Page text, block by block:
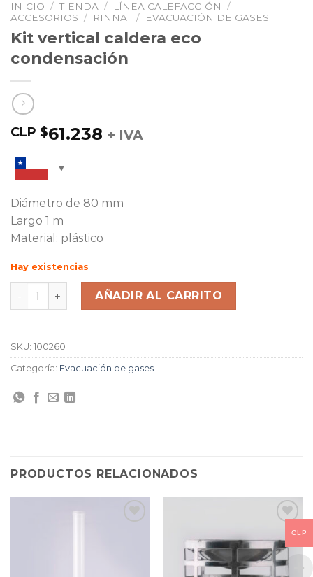
INICIO / TIENDA / LÍNEA CALEFACCIÓN
/
ACCESORIOS / RINNAI / EVACUACIÓN DE GASES
Kit vertical caldera eco
condensación
CLP $61.238 + IVA
Diámetro de 80 mm
Largo 1 m
Material: plástico
Hay existencias
AÑADIR AL CARRITO
SKU: 100260
Categoría: Evacuación de gases
PRODUCTOS RELACIONADOS
CLP